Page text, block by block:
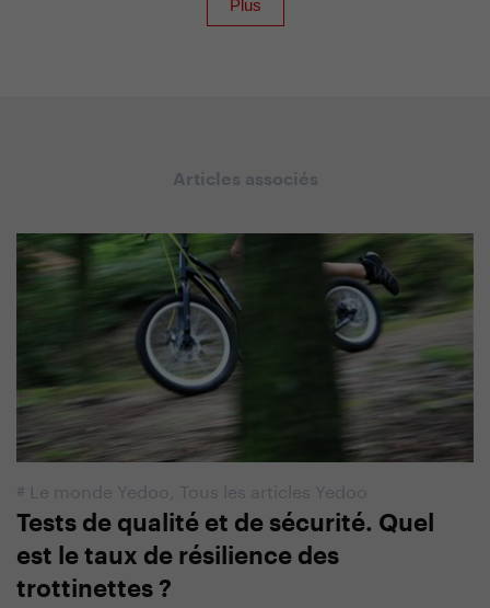
Articles associés
# Le monde Yedoo Tous les articles Yedoo
Tests de qualité et de sécurité. Quel
est le taux de résilience des
trottinettes ?